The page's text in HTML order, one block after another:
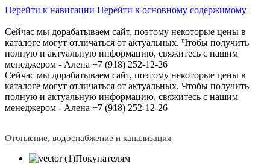
Перейти к навигации Перейти к основному содержимому
Сейчас мы дорабатываем сайт, поэтому некоторые цены в
каталоге могут отличаться от актуальных. Чтобы получить
полную и актуальную информацию, свяжитесь с нашим
менеджером - Алена +7 (918) 252-12-26
Сейчас мы дорабатываем сайт, поэтому некоторые цены в
каталоге могут отличаться от актуальных. Чтобы получить
полную и актуальную информацию, свяжитесь с нашим
менеджером - Алена +7 (918) 252-12-26
Отопление, водоснабжение и канализация
Покупателям